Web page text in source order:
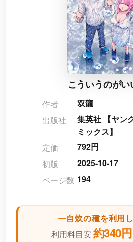
こういうのがい
作者
双龍
出版社
集英社 【ヤン
ミックス】
定価
792円
初版
2025-10-17
ページ数 194
自炊の種を利用
利用料目安 約340円